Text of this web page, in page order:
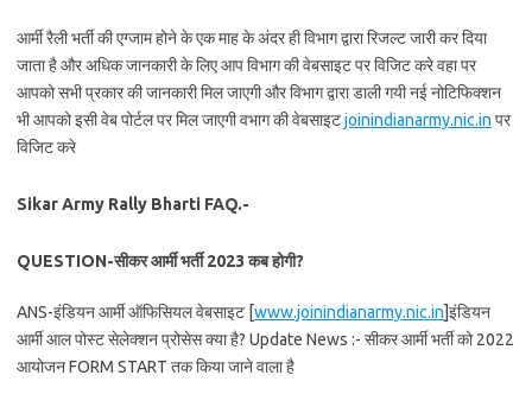
आर्मी रैली भर्ती की एग्जाम होने के एक माह के अंदर ही विभाग द्वारा रिजल्ट जारी कर दिया
जाता है और अधिक जानकारी के लिए आप विभाग की वेबसाइट पर विजिट करे वहा पर
आपको सभी प्रकार की जानकारी मिल जाएगी और विभाग द्वारा डाली गयी नई नोटिफिक्शन
भी आपको इसी वेब पोर्टल पर मिल जाएगी वभाग की वेबसाइटjoinindianarmy.nic.in पर
विजिट करे
Sikar Army Rally Bharti FAQ.-
QUESTION-सीकर आर्मी भर्ती 2023 कब होगी?
ANS-इंडियन आर्मी ऑफिसियल वेबसाइट [www.joinindianarmy.nic.in]इंडियन
आर्मी आल पोस्ट सेलेक्शन प्रोसेस क्या है? Update News :- सीकर आर्मी भर्ती को 2022
आयोजन FORM START तक किया जाने वाला है